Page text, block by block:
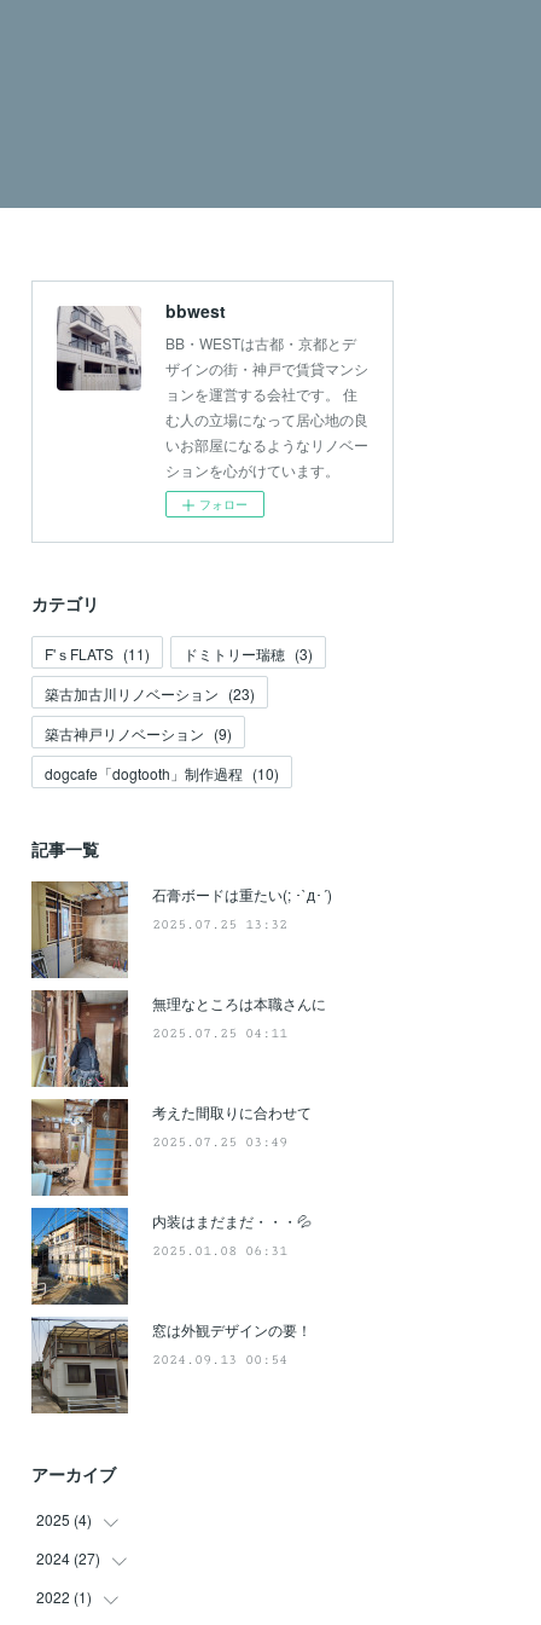
bbwest
BB・WESTは古都・京都とデ
ザインの街・神戸で賃貸マンシ
ョンを運営する会社です。 住
む人の立場になって居心地の良
いお部屋になるようなリノベー
ションを心がけています。
フォロー
カテゴリ
F'ｓFLATS (11) ドミトリー瑞穂 (3)
築古加古川リノベーション (23)
築古神戸リノベーション (9)
dogcafe「dogtooth」制作過程 (10)
記事一覧
石膏ボードは重たい(; ･`д･´)
2025.07.25 13:32
無理なところは本職さんに
2025.07.25 04:11
考えた間取りに合わせて
2025.07.25 03:49
内装はまだまだ・・・💦
2025.01.08 06:31
窓は外観デザインの要！
2024.09.13 00:54
アーカイブ
2025 (4)
(3
(
)
2024 (27)
(
)
2022 (1)